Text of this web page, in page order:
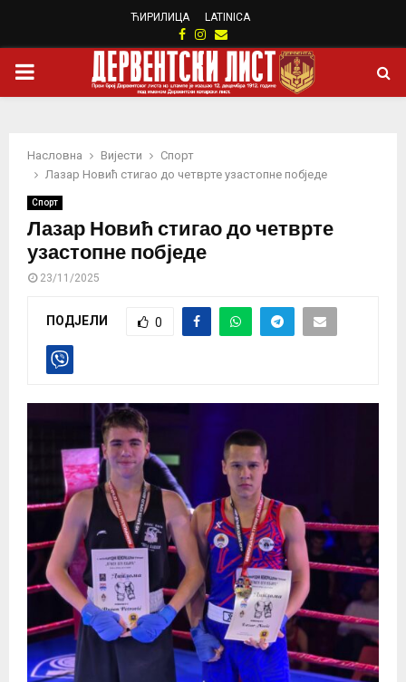
ЋИРИЛИЦА LATINICA
Facebook
Instagram
Email
PRIMARY
Насловна Вијести
Спорт
Лазар Новић стигао до четврте узастопне побједе
Спорт
Лазар Новић стигао до четврте
узастопне побједе
23/11/2025
ПОДЈЕЛИ 0